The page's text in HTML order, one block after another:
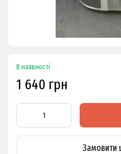
В наявності
1 640 грн
Замовити